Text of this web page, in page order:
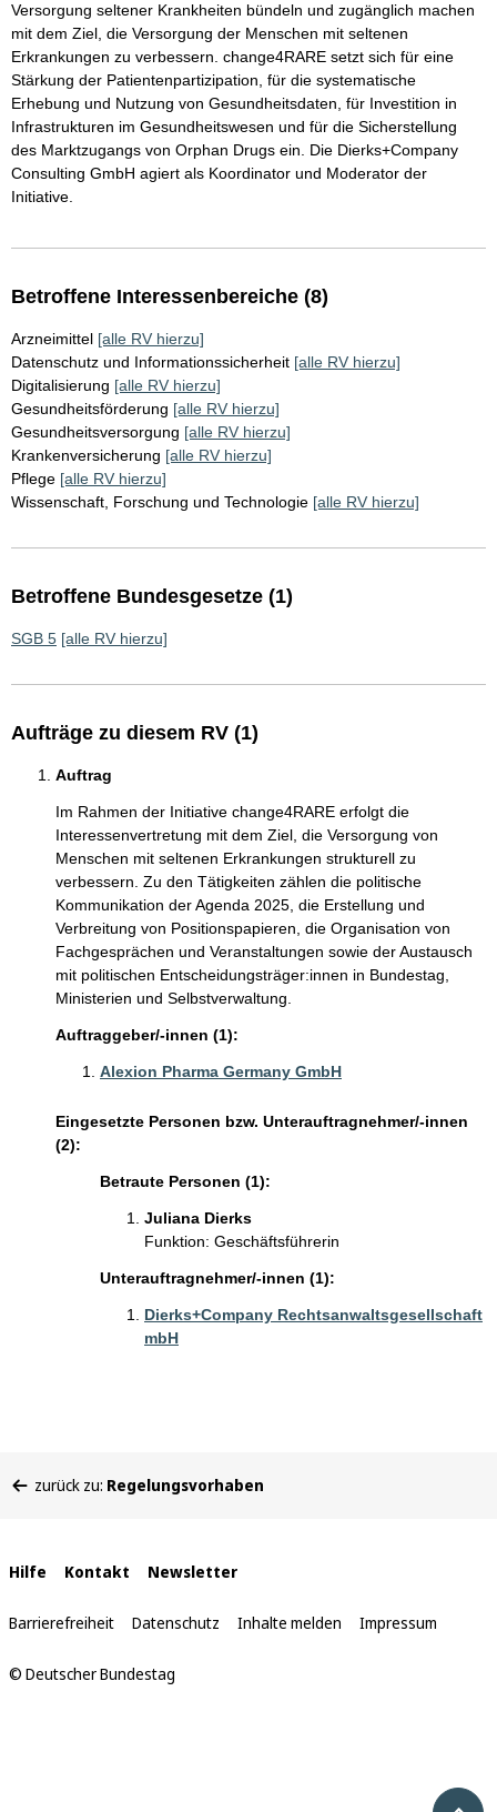
Versorgung seltener Krankheiten bündeln und zugänglich machen
mit dem Ziel, die Versorgung der Menschen mit seltenen
Erkrankungen zu verbessern. change4RARE setzt sich für eine
Stärkung der Patientenpartizipation, für die systematische
Erhebung und Nutzung von Gesundheitsdaten, für Investition in
Infrastrukturen im Gesundheitswesen und für die Sicherstellung
des Marktzugangs von Orphan Drugs ein. Die Dierks+Company
Consulting GmbH agiert als Koordinator und Moderator der
Initiative.
Betroffene Interessenbereiche (8)
Arzneimittel [alle RV hierzu]
Datenschutz und Informationssicherheit [alle RV hierzu]
Digitalisierung [alle RV hierzu]
Gesundheitsförderung [alle RV hierzu]
Gesundheitsversorgung [alle RV hierzu]
Krankenversicherung [alle RV hierzu]
Pflege [alle RV hierzu]
Wissenschaft, Forschung und Technologie [alle RV hierzu]
Betroffene Bundesgesetze (1)
SGB 5 [alle RV hierzu]
Aufträge zu diesem RV (1)
Auftrag
Im Rahmen der Initiative change4RARE erfolgt die
Interessenvertretung mit dem Ziel, die Versorgung von
Menschen mit seltenen Erkrankungen strukturell zu
verbessern. Zu den Tätigkeiten zählen die politische
Kommunikation der Agenda 2025, die Erstellung und
Verbreitung von Positionspapieren, die Organisation von
Fachgesprächen und Veranstaltungen sowie der Austausch
mit politischen Entscheidungsträger:innen in Bundestag,
Ministerien und Selbstverwaltung.
Auftraggeber/-innen (1):
Alexion Pharma Germany GmbH
Eingesetzte Personen bzw. Unterauftragnehmer/-innen
(2):
Betraute Personen (1):
Juliana Dierks
Funktion: Geschäftsführerin
Unterauftragnehmer/-innen (1):
Dierks+Company Rechtsanwaltsgesellschaft
mbH
befinden
zurück zu: Regelungsvorhaben
Interne
Links
Hilfe Kontakt Newsletter
Barrierefreiheit Datenschutz Inhalte melden Impressum
© Deutscher Bundestag